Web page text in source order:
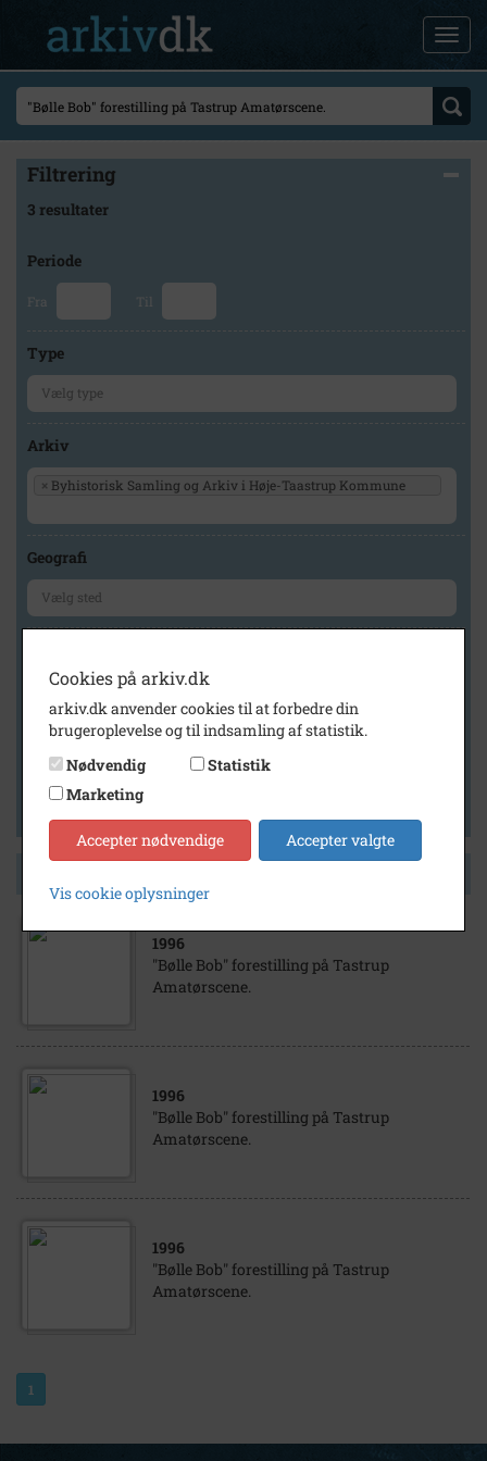
Filtrering
3 resultater
Periode
Fra Til
Type
Arkiv
× Byhistorisk Samling og Arkiv i Høje-Taastrup Kommune
Geografi
Vis kun med billeder
Vis kun med filmklip
Vis kun med kilder
1996
"Bølle Bob" forestilling på Tastrup
Amatørscene.
1996
"Bølle Bob" forestilling på Tastrup
Amatørscene.
1996
"Bølle Bob" forestilling på Tastrup
Amatørscene.
1
Cookies på arkiv.dk
arkiv.dk anvender cookies til at forbedre din
brugeroplevelse og til indsamling af statistik.
Nødvendig
Statistik
Marketing
Accepter nødvendige Accepter valgte
Vis cookie oplysninger